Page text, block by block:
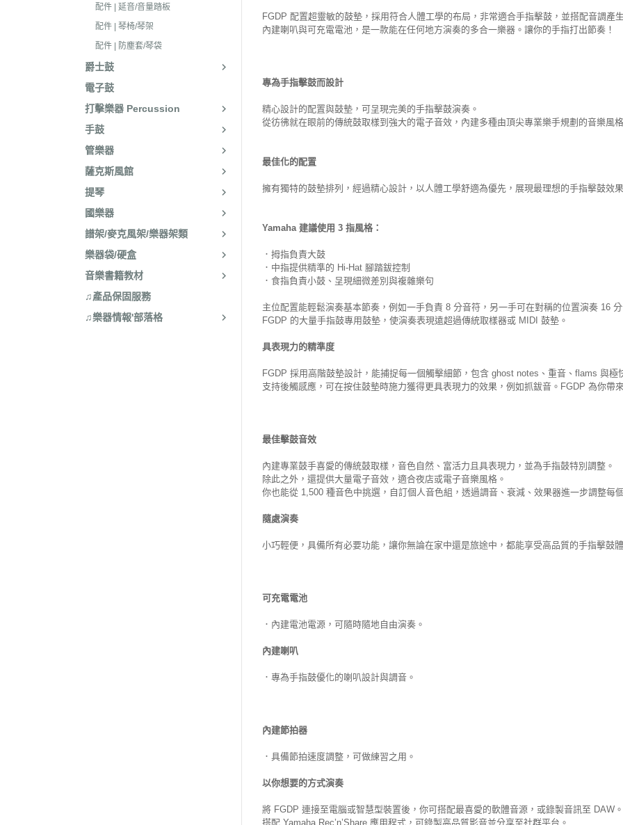
配件 | 延音/音量踏板
配件 | 琴椅/琴架
配件 | 防塵套/琴袋
爵士鼓
電子鼓
打擊樂器 Percussion
手鼓
管樂器
薩克斯風館
提琴
國樂器
譜架/麥克風架/樂器架類
樂器袋/硬盒
音樂書籍教材
♫產品保固服務
♫樂器情報'部落格
FGDP 配置超靈敏的鼓墊，採用符合人體工學的布局，非常適合手指擊鼓，並搭配音調產
內建喇叭與可充電電池，是一款能在任何地方演奏的多合一樂器。讓你的手指打出節奏！
專為手指擊鼓而設計
精心設計的配置與鼓墊，可呈現完美的手指擊鼓演奏。
從彷彿就在眼前的傳統鼓取樣到強大的電子音效，內建多種由頂尖專業樂手規劃的音樂風
最佳化的配置
擁有獨特的鼓墊排列，經過精心設計，以人體工學舒適為優先，展現最理想的手指擊鼓效
Yamaha 建議使用 3 指風格：
．拇指負責大鼓
．中指提供精準的 Hi-Hat 腳踏鈸控制
．食指負責小鼓、呈現細微差別與複雜樂句
主位配置能輕鬆演奏基本節奏，例如一手負責 8 分音符，另一手可在對稱的位置演奏 16
FGDP 的大量手指鼓專用鼓墊，使演奏表現遠超過傳統取樣器或 MIDI 鼓墊。
具表現力的精準度
FGDP 採用高階鼓墊設計，能捕捉每一個觸擊細節，包含 ghost notes、重音、flams 與極
支持後觸感應，可在按住鼓墊時施力獲得更具表現力的效果，例如抓鈸音。FGDP 為你帶
最佳擊鼓音效
內建專業鼓手喜愛的傳統鼓取樣，音色自然、富活力且具表現力，並為手指鼓特別調整。
除此之外，還提供大量電子音效，適合夜店或電子音樂風格。
你也能從 1,500 種音色中挑選，自訂個人音色組，透過調音、衰減、效果器進一步調整每
隨處演奏
小巧輕便，具備所有必要功能，讓你無論在家中還是旅途中，都能享受高品質的手指擊鼓
可充電電池
．內建電池電源，可隨時隨地自由演奏。
內建喇叭
．專為手指鼓優化的喇叭設計與調音。
內建節拍器
．具備節拍速度調整，可做練習之用。
以你想要的方式演奏
將 FGDP 連接至電腦或智慧型裝置後，你可搭配最喜愛的軟體音源，或錄製音訊至 DAW。
搭配 Yamaha Rec’n’Share 應用程式，可錄製高品質影音並分享至社群平台。